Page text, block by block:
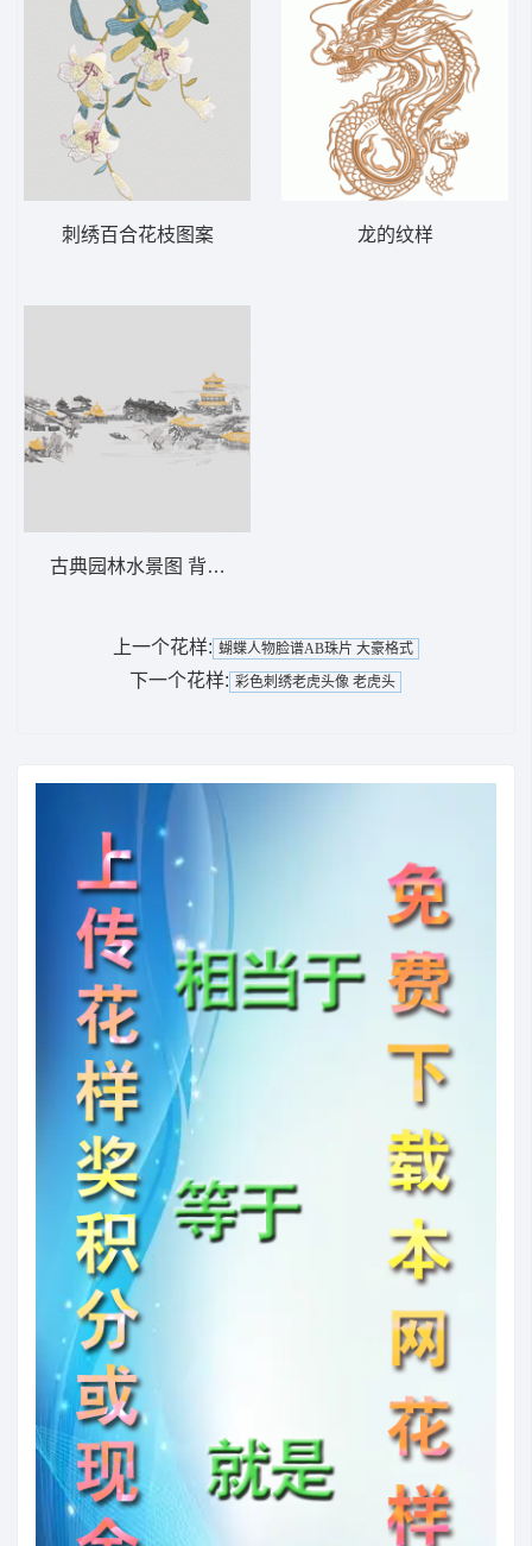
刺绣百合花枝图案
古典园林水景图 背景阁楼
龙的纹样
上一个花样: 蝴蝶人物脸谱AB珠片 大豪格式
下一个花样: 彩色刺绣老虎头像 老虎头